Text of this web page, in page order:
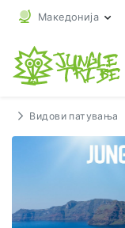
Македонија
Видови патувања